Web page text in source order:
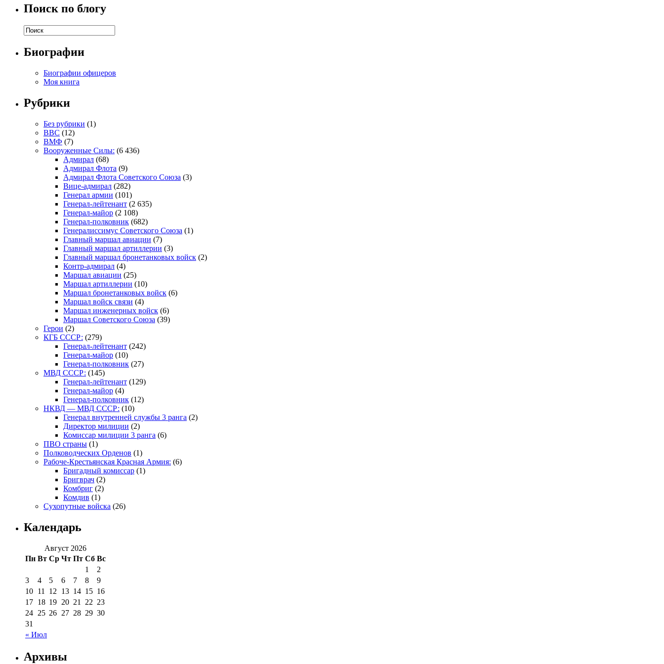
Поиск по блогу
Биографии
Биографии офицеров
Моя книга
Рубрики
Без рубрики (1)
ВВС (12)
ВМФ (7)
Вооруженные Силы: (6 436)
Адмирал (68)
Адмирал Флота (9)
Адмирал Флота Советского Союза (3)
Вице-адмирал (282)
Генерал армии (101)
Генерал-лейтенант (2 635)
Генерал-майор (2 108)
Генерал-полковник (682)
Генералиссимус Советского Союза (1)
Главный маршал авиации (7)
Главный маршал артиллерии (3)
Главный маршал бронетанковых войск (2)
Контр-адмирал (4)
Маршал авиации (25)
Маршал артиллерии (10)
Маршал бронетанковых войск (6)
Маршал войск связи (4)
Маршал инженерных войск (6)
Маршал Советского Союза (39)
Герои (2)
КГБ СССР: (279)
Генерал-лейтенант (242)
Генерал-майор (10)
Генерал-полковник (27)
МВД СССР: (145)
Генерал-лейтенант (129)
Генерал-майор (4)
Генерал-полковник (12)
НКВД — МВД СССР: (10)
Генерал внутренней службы 3 ранга (2)
Директор милиции (2)
Комиссар милиции 3 ранга (6)
ПВО страны (1)
Полководческих Орденов (1)
Рабоче-Крестьянская Красная Армия: (6)
Бригадный комиссар (1)
Бригврач (2)
Комбриг (2)
Комдив (1)
Сухопутные войска (26)
Календарь
Август 2026
Пн Вт Ср Чт Пт Сб Вс
« Июл
1
2
3
4 5 6 7 8
9
10 11 12 13 14 15 16
17 18 19 20 21 22 23
24 25 26 27 28 29 30
31
Архивы